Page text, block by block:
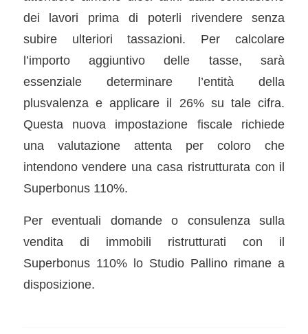
dei lavori prima di poterli rivendere senza
subire ulteriori tassazioni. Per calcolare
l’importo aggiuntivo delle tasse, sarà
essenziale determinare l’entità della
plusvalenza e applicare il 26% su tale cifra.
Questa nuova impostazione fiscale richiede
una valutazione attenta per coloro che
intendono vendere una casa ristrutturata con il
Superbonus 110%.
Per eventuali domande o consulenza sulla
vendita di immobili ristrutturati con il
Superbonus 110% lo Studio Pallino rimane a
disposizione.